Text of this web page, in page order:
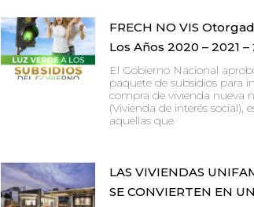
FRECH NO VIS
Los Años 2020 – 2021 –
El Gobierno Nacional
paquete de subsidios para
compra de vivienda nueva
(Vivienda de interés social),
aquellas que
LAS VIVIENDAS
SE CONVIERTEN EN